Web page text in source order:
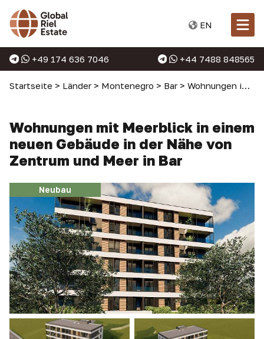
EN
+49 174 636 7046 +44 7488 848565
Startseite > Länder > Montenegro > Bar > Wohnungen in Bar
Wohnungen mit Meerblick in einem
neuen Gebäude in der Nähe von
Zentrum und Meer in Bar
Neubau